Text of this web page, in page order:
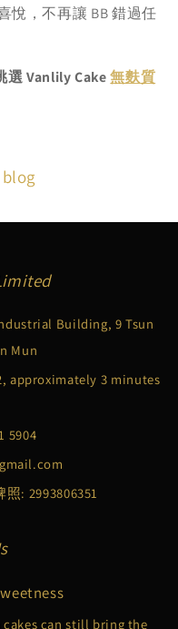
悅，不再讓 BB 錯過任
選 Vanlily Cake無麩質
Building, 9 Tsun
Mun
approximately 3 minutes
5904
: 2993806351
cakes can still bring the